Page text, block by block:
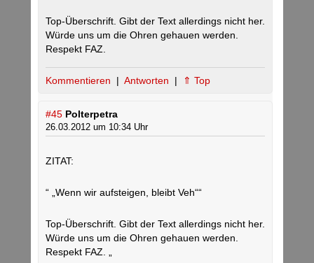
Top-Überschrift. Gibt der Text allerdings nicht her.
Würde uns um die Ohren gehauen werden.
Respekt FAZ.
Kommentieren | Antworten | ⇑ Top
#45 Polterpetra
26.03.2012 um 10:34 Uhr
ZITAT:
“ „Wenn wir aufsteigen, bleibt Veh““
Top-Überschrift. Gibt der Text allerdings nicht her.
Würde uns um die Ohren gehauen werden.
Respekt FAZ. „